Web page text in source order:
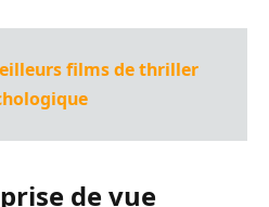
films de thriller
de vue